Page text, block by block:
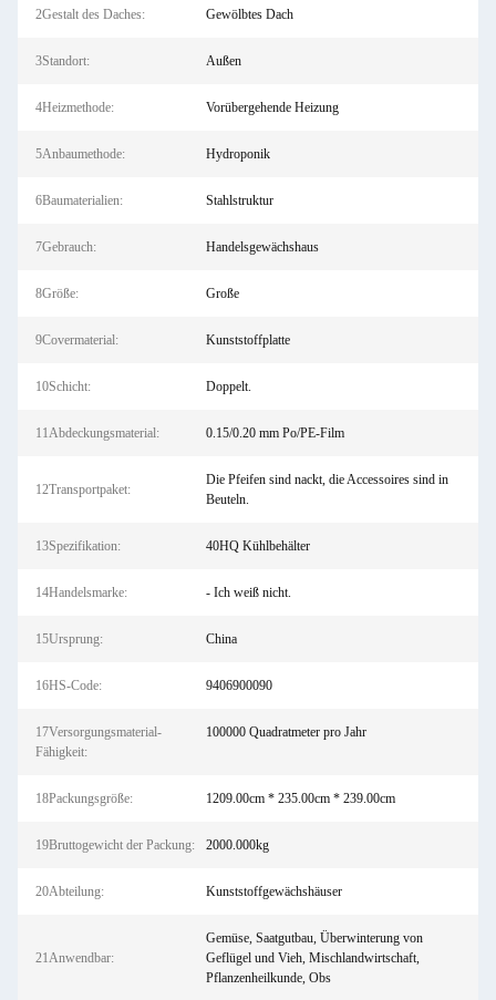
2Gestalt des Daches: Gewölbtes Dach
3Standort: Außen
4Heizmethode: Vorübergehende Heizung
5Anbaumethode: Hydroponik
6Baumaterialien: Stahlstruktur
7Gebrauch: Handelsgewächshaus
8Größe: Große
9Covermaterial: Kunststoffplatte
10Schicht: Doppelt.
11Abdeckungsmaterial: 0.15/0.20 mm Po/PE-Film
12Transportpaket:
Die Pfeifen sind nackt, die Accessoires sind in
Beuteln.
13Spezifikation: 40HQ Kühlbehälter
14Handelsmarke: - Ich weiß nicht.
15Ursprung: China
16HS-Code: 9406900090
17Versorgungsmaterial-
Fähigkeit:
100000 Quadratmeter pro Jahr
18Packungsgröße: 1209.00cm * 235.00cm * 239.00cm
19Bruttogewicht der Packung: 2000.000kg
20Abteilung: Kunststoffgewächshäuser
21Anwendbar:
Gemüse, Saatgutbau, Überwinterung von
Geflügel und Vieh, Mischlandwirtschaft,
Pflanzenheilkunde, Obs